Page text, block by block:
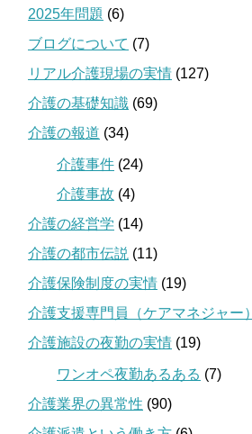
2025年問題 (6)
ブログについて (7)
リアル介護現場の実情 (127)
介護の基礎知識 (69)
介護の報道 (34)
介護事件 (24)
介護事故 (4)
介護の経営学 (14)
介護の都市伝説 (11)
介護保険制度の実情 (19)
介護支援専門員（ケアマネジャー）
介護施設の夜勤の実情 (19)
ワンオペ夜勤あるある (7)
介護業界の異常性 (90)